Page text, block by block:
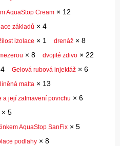
AquaStop Cream × 12
základů × 4
izolace × 1 drenáž × 8
× 8 dvojité zdivo × 22
Gelová rubová injektáž × 6
malta × 13
a její zatmavení povrchu × 6
× 5
AquaStop SanFix × 5
podlahy × 8